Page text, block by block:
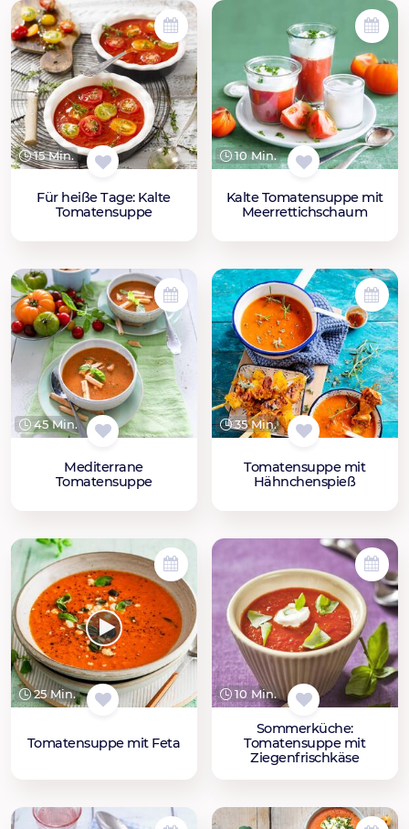
15 Min.
Für heiße Tage: Kalte
Tomatensuppe
10 Min.
Kalte Tomatensuppe mit
Meerrettichschaum
45 Min.
Mediterrane
Tomatensuppe
35 Min.
Tomatensuppe mit
Hähnchenspieß
25 Min.
Tomatensuppe mit Feta
10 Min.
Sommerküche:
Tomatensuppe mit
Ziegenfrischkäse